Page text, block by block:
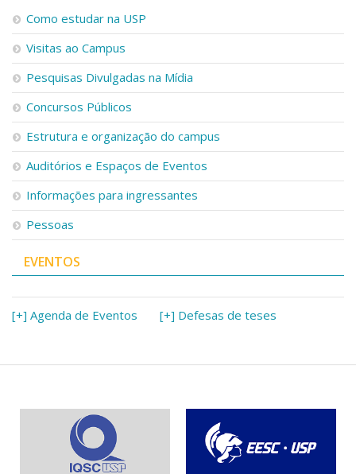
Empresas Juniores
Extensão à Comunidade
Projetos, Programas e Cursos
Artes, Cultura e Esportes
Museus e Espaços Interativos
Serviços
Bibliotecas
Apoio ao Estudante
Segurança, Trânsito e Prevenção
RH, Administrativo e Financeiro
Outros serviços
Comunicação
Assessorias e Mídias
Aplicativos e Sites
Jornal da USP
Agenda de Eventos
Como estudar na USP
Visitas ao Campus
Pesquisas Divulgadas na Mídia
Concursos Públicos
Estrutura e organização do campus
Auditórios e Espaços de Eventos
Informações para ingressantes
Pessoas
EVENTOS
[+] Agenda de Eventos [+] Defesas de teses